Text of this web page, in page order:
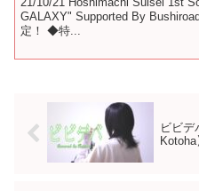
GALAXY" Supported By
定！ ◆特...
ビビデ
Kotoha